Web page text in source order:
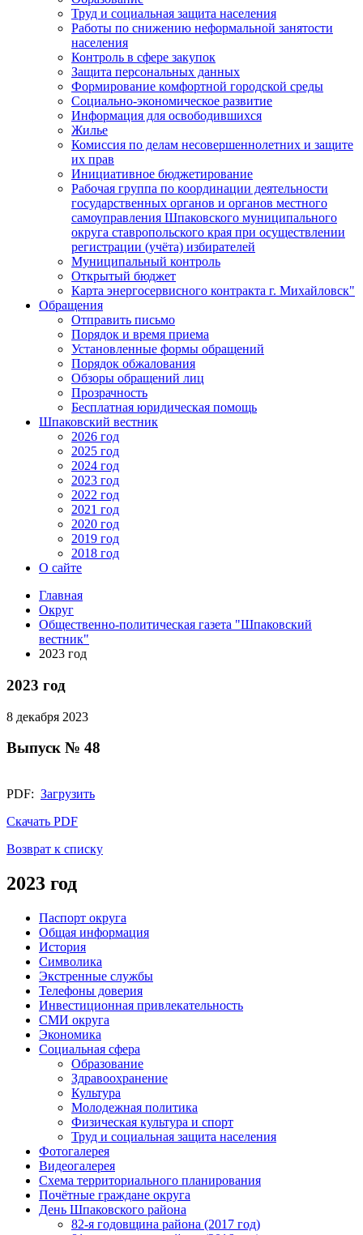
Труд и социальная защита населения
Работы по снижению неформальной занятости
населения
Контроль в сфере закупок
Защита персональных данных
Формирование комфортной городской среды
Социально-экономическое развитие
Информация для освободившихся
Жилье
Комиссия по делам несовершеннолетних и защите
их прав
Инициативное бюджетирование
Рабочая группа по координации деятельности
государственных органов и органов местного
самоуправления Шпаковского муниципального
округа ставропольского края при осуществлении
регистрации (учёта) избирателей
Муниципальный контроль
Открытый бюджет
Карта энергосервисного контракта г. Михайловск"
Обращения
Отправить письмо
Порядок и время приема
Установленные формы обращений
Порядок обжалования
Обзоры обращений лиц
Прозрачность
Бесплатная юридическая помощь
Шпаковский вестник
2026 год
2025 год
2024 год
2023 год
2022 год
2021 год
2020 год
2019 год
2018 год
О сайте
Главная
Округ
Общественно-политическая газета "Шпаковский
вестник"
2023 год
2023 год
8 декабря 2023
Выпуск № 48
PDF: Загрузить
Скачать PDF
Возврат к списку
2023 год
Паспорт округа
Общая информация
История
Символика
Экстренные службы
Телефоны доверия
Инвестиционная привлекательность
СМИ округа
Экономика
Социальная сфера
Образование
Здравоохранение
Культура
Молодежная политика
Физическая культура и спорт
Труд и социальная защита населения
Фотогалерея
Видеогалерея
Схема территориального планирования
Почётные граждане округа
День Шпаковского района
82-я годовщина района (2017 год)